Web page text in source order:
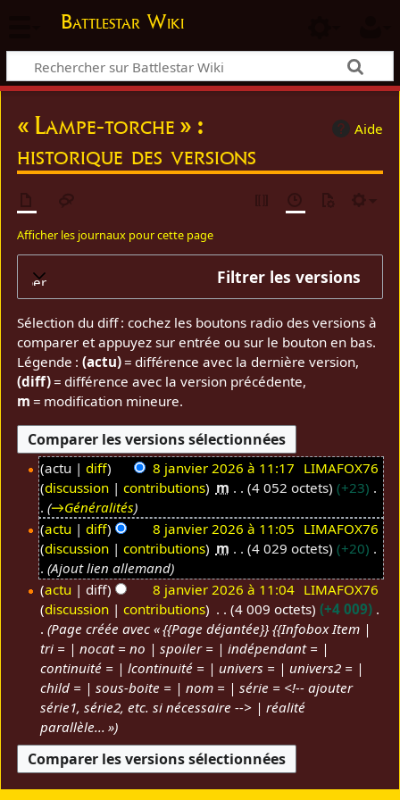
Battlestar Wiki
Aide
« Lampe-torche » :
historique des versions
Afficher les journaux pour cette page
Filtrer les versions
Sélection du diff : cochez les boutons radio des versions à
comparer et appuyez sur entrée ou sur le bouton en bas.
Légende :(actu)= différence avec la dernière version,
(diff)= différence avec la version précédente,
m = modification mineure.
actu diff 8 janvier 2026 à 11:17 LIMAFOX76
discussion
contributions m 4 052 octets
+23
→Généralités
actu
diff 8 janvier 2026 à 11:05 LIMAFOX76
discussion
contributions m 4 029 octets
+20
Ajout lien allemand
actu
diff 8 janvier 2026 à 11:04 LIMAFOX76
discussion
contributions 4 009 octets
+4 009
Page créée avec « {{Page déjantée}} {{Infobox Item |
tri = | nocat = no | spoiler = | indépendant = |
continuité = | lcontinuité = | univers = | univers2 = |
child = | sous-boite = | nom = | série = <!-- ajouter
série1, série2, etc. si nécessaire --> | réalité
parallèle... »